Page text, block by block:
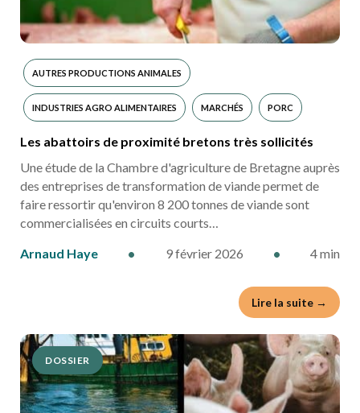
AUTRES PRODUCTIONS ANIMALES
INDUSTRIES AGRO ALIMENTAIRES MARCHÉS PORC
Les abattoirs de proximité bretons très sollicités
Une étude de la Chambre d'agriculture de Bretagne auprès
des entreprises de transformation de viande permet de
faire ressortir qu'environ 8 200 tonnes de viande sont
commercialisées en circuits courts…
Arnaud Haye
• 9 février 2026 • 4 min
Lire la suite →
DOSSIER